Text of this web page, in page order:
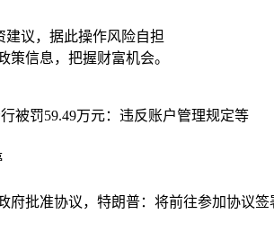
议，据此操作风险自担
信息，把握财富机会。
被罚59.49万元：违反账户管理规定等
府批准协议，特朗普：将前往参加协议签